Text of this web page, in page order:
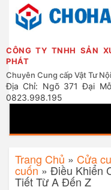
CÔNG TY TNHH SẢN
PHÁT
Chuyên Cung cấp Vật Tư
Địa Chỉ: Ngõ 371 Đại
0823.998.195
Trang Chủ » Cửa
cuốn» Điều Khiển
Tiết Từ A Đến Z